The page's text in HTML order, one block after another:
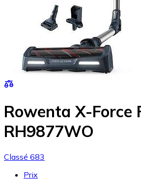
Rowenta X-Force
RH9877WO
Classé 683
Prix